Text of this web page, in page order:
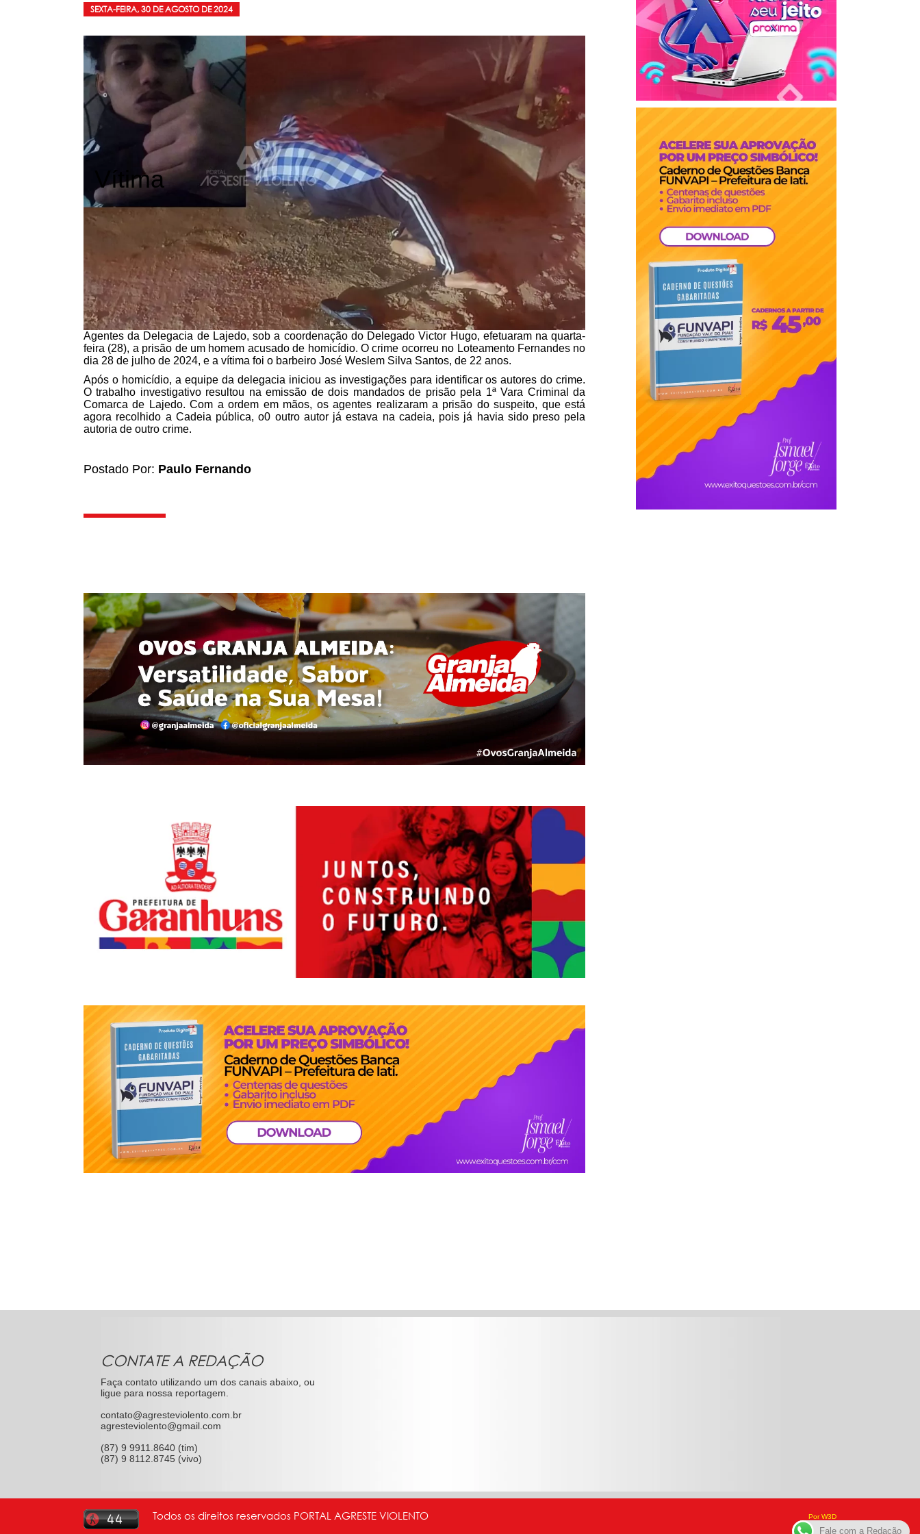
SEXTA-FEIRA, 30 DE AGOSTO DE 2024
Vítima
Agentes da Delegacia de Lajedo, sob a coordenação do Delegado Victor Hugo, efetuaram na quarta-
feira (28), a prisão de um homem acusado de homicídio. O crime ocorreu no Loteamento Fernandes no
dia 28 de julho de 2024, e a vítima foi o barbeiro José Weslem Silva Santos, de 22 anos.
Após o homicídio, a equipe da delegacia iniciou as investigações para identificar os autores do crime.
O trabalho investigativo resultou na emissão de dois mandados de prisão pela 1ª Vara Criminal da
Comarca de Lajedo. Com a ordem em mãos, os agentes realizaram a prisão do suspeito, que está
agora recolhido a Cadeia pública, o0 outro autor já estava na cadeia, pois já havia sido preso pela
autoria de outro crime.
Postado Por: Paulo Fernando
CONTATE A REDAÇÃO
Faça contato utilizando um dos canais abaixo, ou
ligue para nossa reportagem.
contato@agresteviolento.com.br
agresteviolento@gmail.com
(87) 9 9911.8640 (tim)
(87) 9 8112.8745 (vivo)
Todos os direitos reservados PORTAL AGRESTE VIOLENTO Por W3D
Fale com a Redação